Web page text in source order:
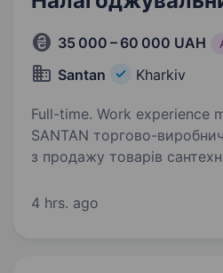
35 000 – 60 000 UAH
Santan Kharkiv
Full-time. Work experience
SANTAN торгово-
з продажу товарів
25 років наші філії
4 hrs. ago